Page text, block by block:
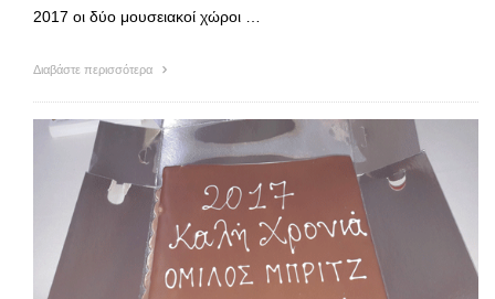
2017 οι δύο μουσειακοί χώροι …
Διαβάστε περισσότερα